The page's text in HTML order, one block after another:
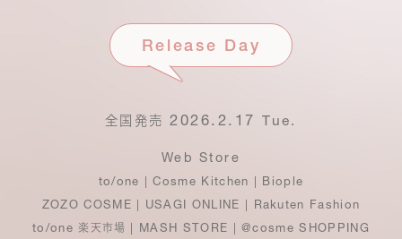
Release Day
全国発売 2026.2.17Tue.
Web Store
to/one | Cosme Kitchen | Biople
ZOZO COSME | USAGI ONLINE | Rakuten Fashion
to/one 楽天市場 | MASH STORE | @cosme SHOPPING